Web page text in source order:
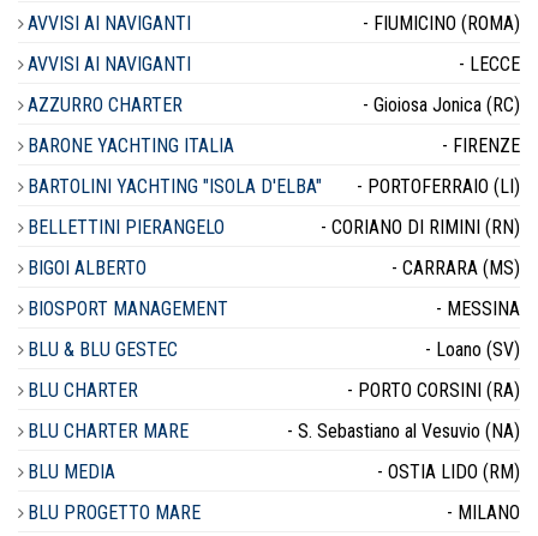
AVVISI AI NAVIGANTI
- FIUMICINO (ROMA)
AVVISI AI NAVIGANTI
- LECCE
AZZURRO CHARTER
- Gioiosa Jonica (RC)
BARONE YACHTING ITALIA
- FIRENZE
BARTOLINI YACHTING "ISOLA D'ELBA"
- PORTOFERRAIO (LI)
BELLETTINI PIERANGELO
- CORIANO DI RIMINI (RN)
BIGOI ALBERTO
- CARRARA (MS)
BIOSPORT MANAGEMENT
- MESSINA
BLU & BLU GESTEC
- Loano (SV)
BLU CHARTER
- PORTO CORSINI (RA)
BLU CHARTER MARE
- S. Sebastiano al Vesuvio (NA)
BLU MEDIA
- OSTIA LIDO (RM)
BLU PROGETTO MARE
- MILANO